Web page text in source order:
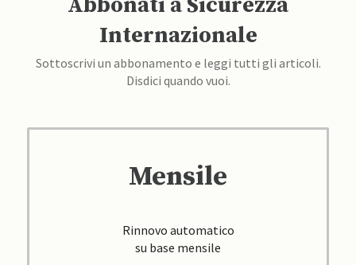
Internazionale
Sottoscrivi un abbonamento e leggi tutti gli articoli.
Disdici quando vuoi.
Mensile
Rinnovo automatico
su base mensile